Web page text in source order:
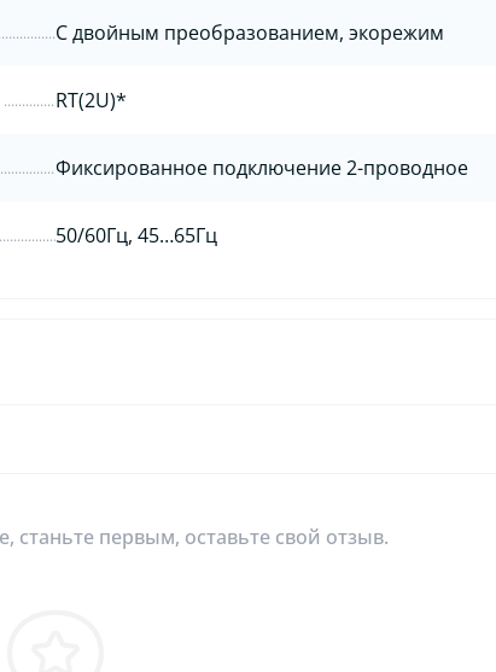
С двойным преобразованием, экорежим
RT(2U)*
Фиксированное подключение 2-проводное
50/60Гц, 45…65Гц
станьте первым, оставьте свой отзыв.